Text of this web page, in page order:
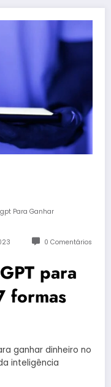
Para Ganhar
0 Comentários
para
formas
ganhar dinheiro no
inteligência